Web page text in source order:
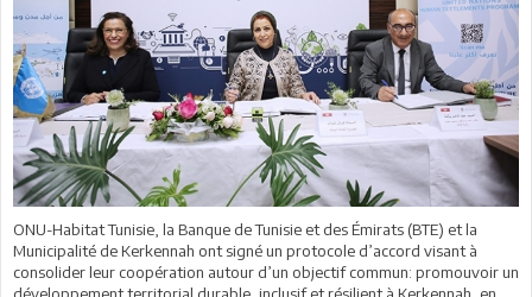
ONU-Habitat Tunisie, la Banque de Tunisie et des Émirats (BTE) et la
Municipalité de Kerkennah ont signé un protocole d’accord visant à
consolider leur coopération autour d’un objectif commun: promouvoir un